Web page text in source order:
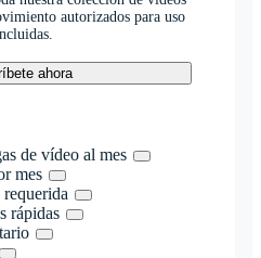
autorizados para uso
ahora
de vídeo al mes
mes
rápidas